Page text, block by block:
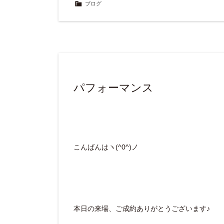
ブログ
パフォーマンス
こんばんはヽ(^0^)ノ
本日の来場、ご成約ありがとうございます♪